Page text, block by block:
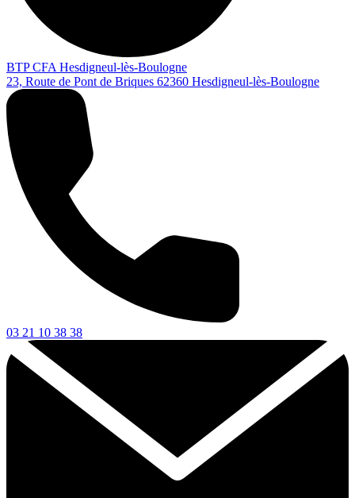
BTP CFA Hesdigneul-lès-Boulogne
23, Route de Pont de Briques 62360 Hesdigneul-lès-Boulogne
03 21 10 38 38